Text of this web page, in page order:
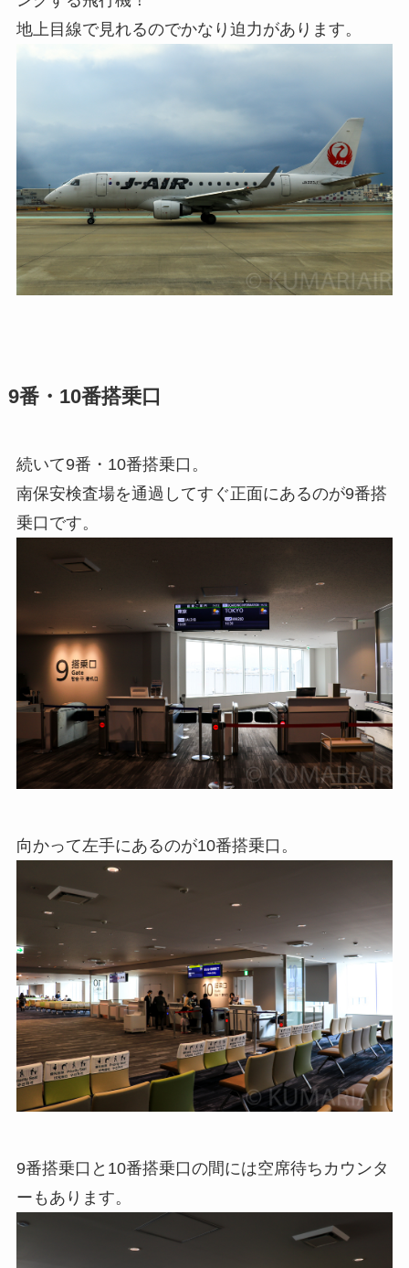
地上目線で見れるのでかなり迫力があります。
9番・10番搭乗口
続いて9番・10番搭乗口。
南保安検査場を通過してすぐ正面にあるのが9番搭
乗口です。
向かって左手にあるのが10番搭乗口。
9番搭乗口と10番搭乗口の間には空席待ちカウンタ
ーもあります。